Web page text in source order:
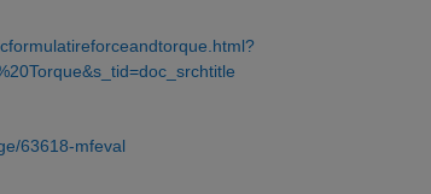
63618-mfeval